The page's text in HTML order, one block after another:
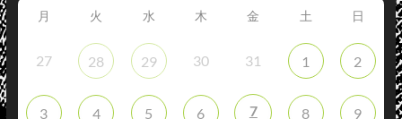
月 火 水 木 金 土 日
27 28 29 30 31 1 2
3 4 5 6 7 8 9